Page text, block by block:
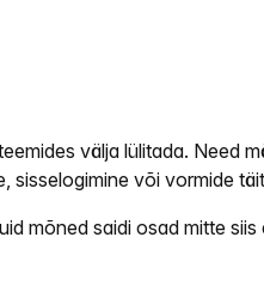
välja lülitada. Need
sisselogimine või vormide
mõned saidi osad mitte